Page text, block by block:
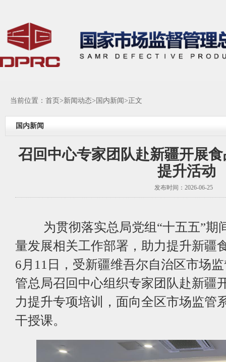
当前位置： 首页 >新闻动态> 国内新闻>正文
国内新闻
召回中心专家团队赴新疆开展
提升活动
发布时间：2026-06-25
为贯彻落实总局党组“十五五”期
量发展相关工作部署，助力提升新疆
6月11日，受新疆维吾尔自治区市场
管总局召回中心组织专家团队赴新疆
力提升专项培训，面向全区市场监管
干授课。